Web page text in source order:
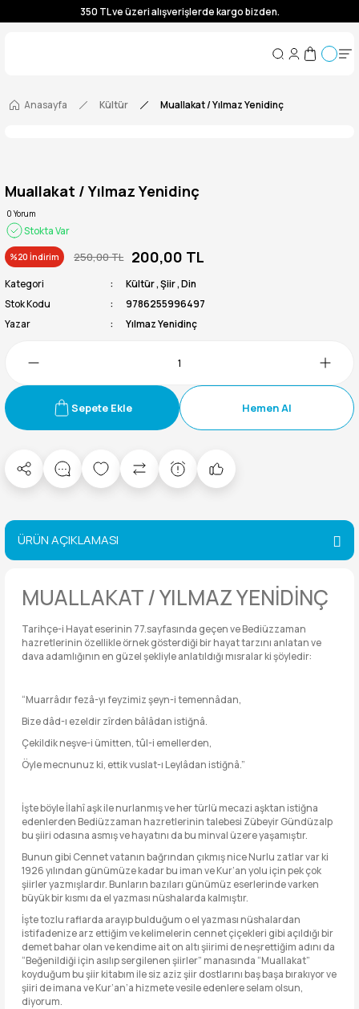
350 TL ve üzeri alışverişlerde kargo bizden.
350 TL ve üzeri alışverişlerde kargo bizden.
Anasayfa
Kültür Muallakat / Yılmaz Yenidinç
Muallakat / Yılmaz Yenidinç
0 Yorum
Stokta Var
%20 İndirim 250,00 TL 200,00 TL
Kategori Kültür,Şiir,Din
Stok Kodu
9786255996497
Yazar
Yılmaz Yenidinç
Sepete Ekle Hemen Al
ÜRÜN AÇIKLAMASI
MUALLAKAT / YILMAZ YENİDİNÇ
Tarihçe-i Hayat eserinin 77.sayfasında geçen ve Bediüzzaman
hazretlerinin özellikle örnek gösterdiği bir hayat tarzını anlatan ve
dava adamlığının en güzel şekliyle anlatıldığı mısralar ki şöyledir:
“Muarrâdır fezâ-yı feyzimiz şeyn-i temennâdan,
Bize dâd-ı ezeldir zîrden bâlâdan istiğnâ.
Çekildik neşve-i ümitten, tûl-i emellerden,
Öyle mecnunuz ki, ettik vuslat-ı Leylâdan istiğnâ.”
İşte böyle İlahî aşk ile nurlanmış ve her türlü mecazi aşktan istiğna
edenlerden Bediüzzaman hazretlerinin talebesi Zübeyir Gündüzalp
bu şiiri odasına asmış ve hayatını da bu minval üzere yaşamıştır.
Bunun gibi Cennet vatanın bağrından çıkmış nice Nurlu zatlar var ki
1926 yılından günümüze kadar bu iman ve Kur’an yolu için pek çok
şiirler yazmışlardır. Bunların bazıları günümüz eserlerinde varken
büyük bir kısmı da el yazması nüshalarda kalmıştır.
İşte tozlu raflarda arayıp bulduğum o el yazması nüshalardan
istifadenize arz ettiğim ve kelimelerin cennet çiçekleri gibi açıldığı bir
demet bahar olan ve kendime ait on altı şiirimi de neşrettiğim adını da
“Beğenildiği için asılıp sergilenen şiirler” manasında “Muallakat”
koyduğum bu şiir kitabım ile siz aziz şiir dostlarını baş başa bırakıyor ve
şiiri de imana ve Kur’an’a hizmete vesile edenlere selam olsun,
diyorum.